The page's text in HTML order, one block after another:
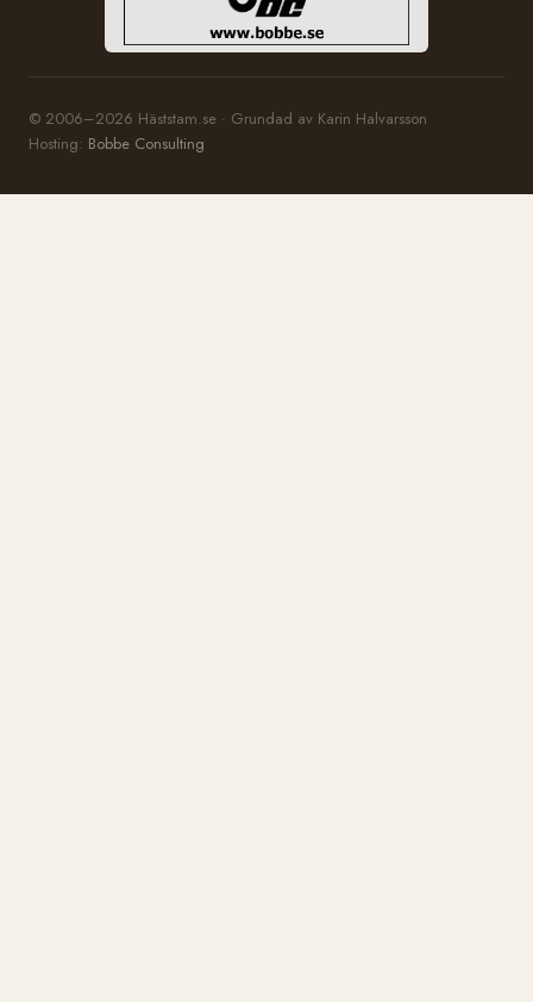
© 2006–2026 Häststam.se · Grundad av Karin Halvarsson
Hosting: Bobbe Consulting